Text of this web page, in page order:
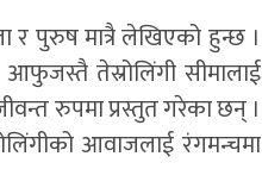
र पुरुष मात्रै लेखिएको हुन्छ ।
तेस्रोलिंगी सीमालाई
रुपमा प्रस्तुत गरेका छन् ।
आवाजलाई रंगमन्चमा